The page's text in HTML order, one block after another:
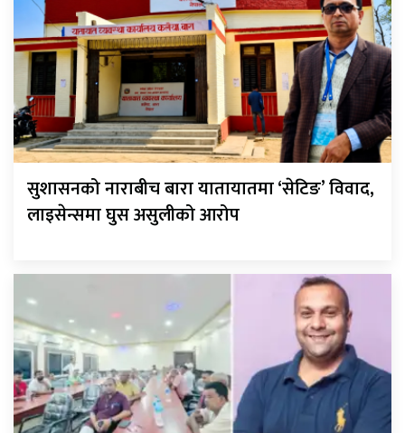
सुशासनको नाराबीच बारा यातायातमा ‘सेटिङ’ विवाद,
लाइसेन्समा घुस असुलीको आरोप